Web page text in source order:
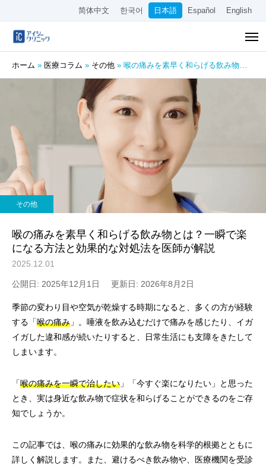
简体中文 한국어 日本語 Español English
ホーム » 医療コラム » その他 » 喉の痛みを素早く和らげる飲み物とは？一瞬で楽になる方法と効果的な対処法を医師が解説
その他
喉の痛みを素早く和らげる飲み物とは？一瞬で楽
になる方法と効果的な対処法を医師が解説
2025.12.01
公開日: 2025年12月1日 更新日: 2026年8月2日
季節の変わり目や空気が乾燥する時期になると、多くの方が経験
する「喉の痛み 」。唾液を飲み込むだけで痛みを感じたり、イガ
イガした違和感が続いたりすると、日常生活にも支障をきたして
しまいます。
「喉の痛みを一瞬で治したい 」「今すぐ楽になりたい」と思った
とき、実は身近な飲み物で症状を和らげることができるのをご存
知でしょうか。
この記事では、喉の痛みに効果的な飲み物を科学的根拠とともに
詳しく解説します。また、避けるべき飲み物や、医療機関を受診